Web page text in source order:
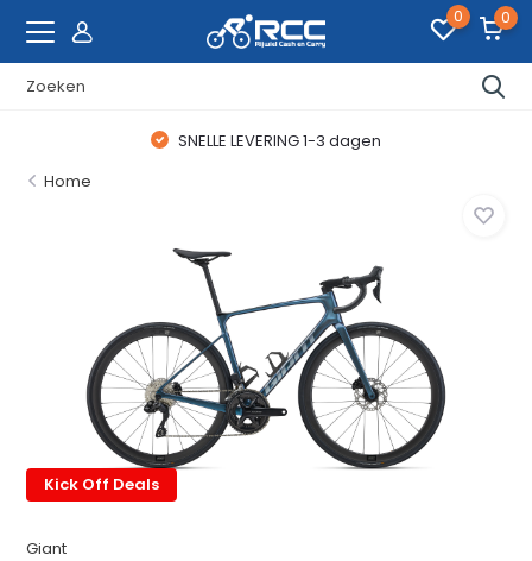
0 0
SNELLE LEVERING 1-3 dagen
Home
Kick Off Deals
Giant